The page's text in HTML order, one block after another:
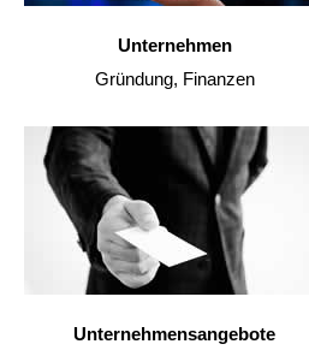
Unternehmen
Gründung, Finanzen
Unternehmensangebote